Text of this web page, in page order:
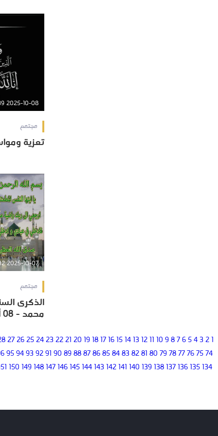
2025-10-08 11:01:39
مجتمع
تعزية
تعزية
2025-10-07 22:04:32
مجتمع
الذكرى
محمد - 08 أكتوبر 2020
الذكرى
محمد - 08 أكتوبر 2020
1
2
3
4
5
6
7
8
9
10
11
12
13
14
15
16
17
18
19
20
21
22
23
24
25
26
27
74
75
76
77
78
79
80
81
82
83
84
85
86
87
88
89
90
91
92
93
94
95
134
135
136
137
138
139
140
141
142
143
144
145
146
147
148
149
150